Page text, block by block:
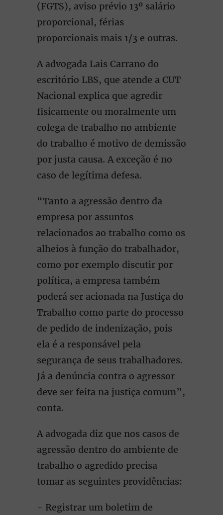
(FGTS), aviso prévio 13º salário
proporcional, férias
proporcionais mais 1/3 e outras.
A advogada Lais Carrano do
escritório LBS, que atende a CUT
Nacional explica que agredir
fisicamente ou moralmente um
colega de trabalho no ambiente
do trabalho é motivo de demissão
por justa causa. A exceção é no
caso de legítima defesa.
“Tanto a agressão dentro da
empresa por assuntos
relacionados ao trabalho como os
alheios à função do trabalhador,
como por exemplo discutir por
política, a empresa também
poderá ser acionada na Justiça do
Trabalho como parte do processo
de pedido de indenização, pois
ela é a responsável pela
segurança de seus trabalhadores.
Já a denúncia contra o agressor
deve ser feita na justiça comum”,
conta.
A advogada diz que nos casos de
agressão dentro do ambiente de
trabalho o agredido precisa
tomar as seguintes providências:
- Registrar um boletim de